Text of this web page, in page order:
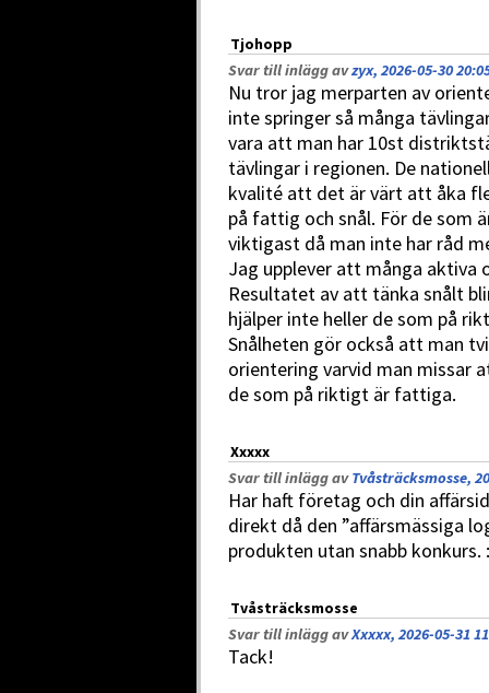
Tjohopp
Svar till inlägg avzyx, 2026-05-30
Nu tror jag merparten av
inte springer så många
vara att man har 10st
tävlingar i regionen. De
kvalité att det är värt att åka
på fattig och snål. För de som
viktigast då man inte har råd
Jag upplever att många aktiva
Resultatet av att tänka snålt
hjälper inte heller de som på
Snålheten gör också att man
orientering varvid man missar
de som på riktigt är fattiga.
Xxxxx
Svar till inlägg avTvåsträcksmosse,
Har haft företag och din
direkt då den ”affärsmässiga
produkten utan snabb konkurs.
Tvåsträcksmosse
Svar till inlägg avXxxxx, 2026-05-31
Tack!